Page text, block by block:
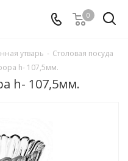
0
утварь - Столовая посуда
h- 107,5мм.
h- 107,5мм.